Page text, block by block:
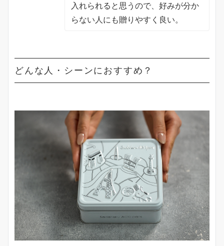
入れられると思うので、好みが分か
らない人にも贈りやすく良い。
どんな人・シーンにおすすめ？